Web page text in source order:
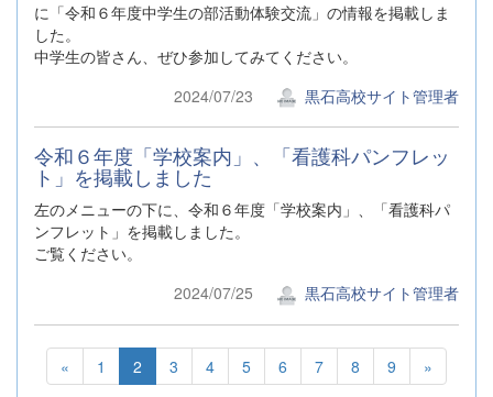
に「令和６年度中学生の部活動体験交流」の情報を掲載しま
した。
中学生の皆さん、ぜひ参加してみてください。
2024/07/23
黒石高校サイト管理者
令和６年度「学校案内」、「看護科パンフレッ
ト」を掲載しました
左のメニューの下に、令和６年度「学校案内」、「看護科パ
ンフレット」を掲載しました。
ご覧ください。
2024/07/25
黒石高校サイト管理者
« 1 2 3 4 5 6 7 8 9 »